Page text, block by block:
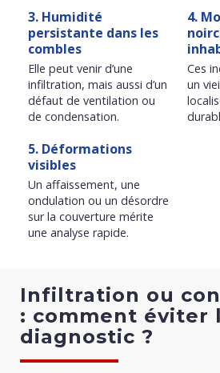
3. Humidité
persistante dans les
combles
Elle peut venir d’une
infiltration, mais aussi d’un
défaut de ventilation ou
de condensation.
4.
Ces
un
5. Déformations
visibles
Un affaissement, une
ondulation ou un désordre
sur la couverture mérite
une analyse rapide.
Infiltration ou
: comment éviter
diagnostic ?